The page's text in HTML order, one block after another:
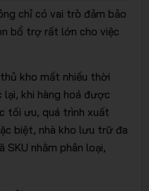
chỉ có vai trò đảm bảo
bổ trợ rất lớn cho việc
kho mất nhiều thời
khi hàng hoá được
tối ưu, quá trình xuất
biệt, nhà kho lưu trữ đa
SKU nhằm phân loại,